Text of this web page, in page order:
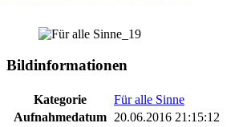
Bildinformationen
Kategorie
Für alle Sinne
Aufnahmedatum
20.06.2016 21:15:12